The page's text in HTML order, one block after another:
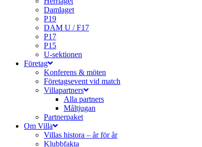
Damlaget
P19
DAM U / F17
P17
P15
U-sektionen
Företag
Konferens & möten
Företagsevent vid match
Villapartners
Alla partners
Måltjugan
Partnerpaket
Om Villa
Villas histora – år för år
Klubbfakta